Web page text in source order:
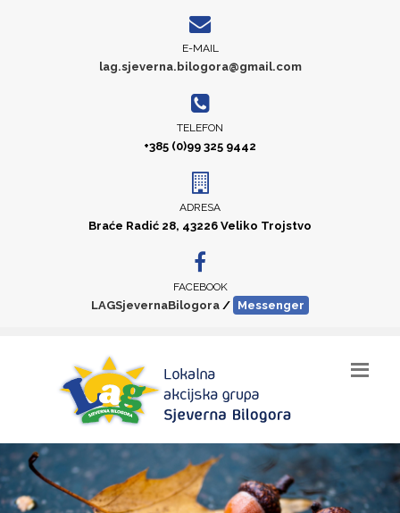
E-MAIL
lag.sjeverna.bilogora@gmail.com
TELEFON
+385 (0)99 325 9442
ADRESA
Braće Radić 28, 43226 Veliko Trojstvo
FACEBOOK
LAGSjevernaBilogora / Messenger